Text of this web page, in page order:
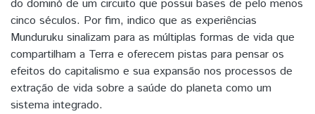
do dominó de um circuito que possui bases de pelo menos
cinco séculos. Por fim, indico que as experiências
Munduruku sinalizam para as múltiplas formas de vida que
compartilham a Terra e oferecem pistas para pensar os
efeitos do capitalismo e sua expansão nos processos de
extração de vida sobre a saúde do planeta como um
sistema integrado.